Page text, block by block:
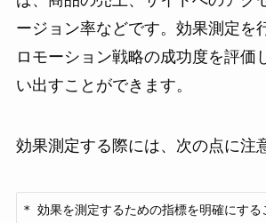
ージョン率などです。効果測定を
ロモーション戦略の成功度を評価
い出すことができます。
効果測定する際には、次の点に注
* 効果を測定するための指標を明確にする